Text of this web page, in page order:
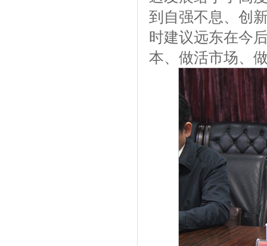
到自强不息、创
时建议远东在今
本、做活市场、